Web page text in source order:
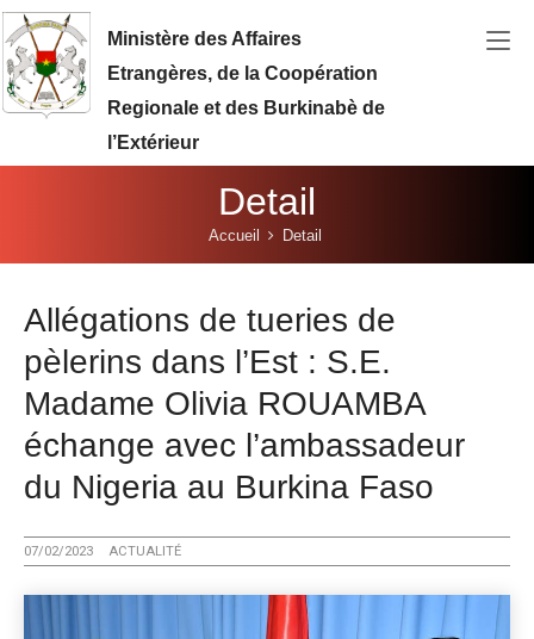
Aller au contenu principal
Ministère des Affaires
Etrangères, de la Coopération
Regionale et des Burkinabè de
l’Extérieur
Detail
Accueil Detail
Allégations de tueries de
pèlerins dans l’Est : S.E.
Madame Olivia ROUAMBA
échange avec l’ambassadeur
du Nigeria au Burkina Faso
07/02/2023 ACTUALITÉ